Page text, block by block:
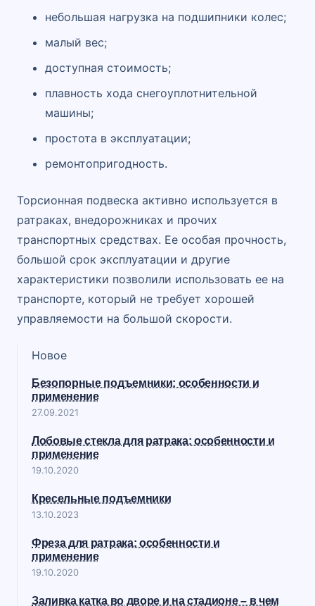
небольшая нагрузка на подшипники колес;
малый вес;
доступная стоимость;
плавность хода снегоуплотнительной
машины;
простота в эксплуатации;
ремонтопригодность.
Торсионная подвеска активно используется в
ратраках, внедорожниках и прочих
транспортных средствах. Ее особая прочность,
большой срок эксплуатации и другие
характеристики позволили использовать ее на
транспорте, который не требует хорошей
управляемости на большой скорости.
Новое
Безопорные подъемники: особенности и
применение
27.09.2021
Лобовые стекла для ратрака: особенности и
применение
19.10.2020
Кресельные подъемники
13.10.2023
Фреза для ратрака: особенности и
применение
19.10.2020
Заливка катка во дворе и на стадионе – в чем